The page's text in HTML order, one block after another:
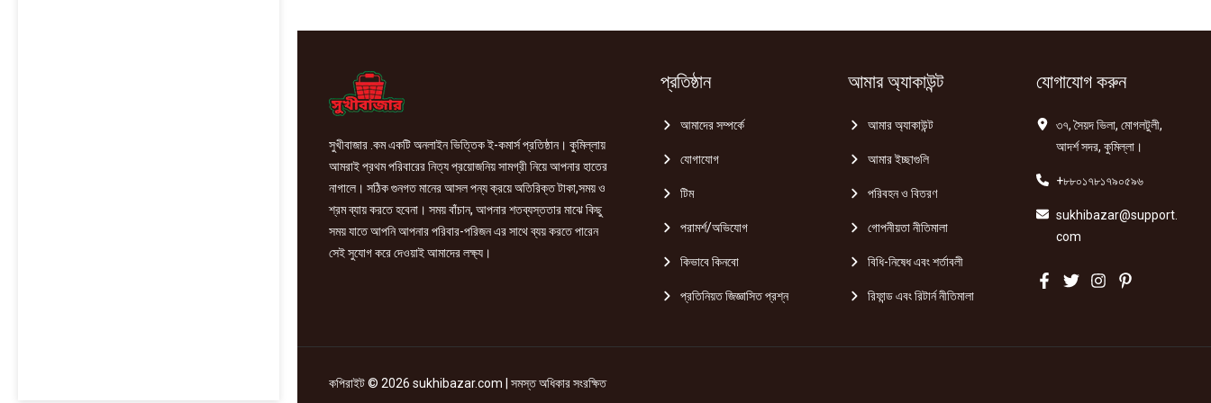
quantity
flour
quantity
সুখীবাজার .কম একটি অনলাইন ভিত্তিক ই-কমার্স প্রতিষ্ঠান। কুমিল্লায়
আমরাই প্রথম পরিবারের নিত্য প্রয়োজনিয় সামগ্রী নিয়ে আপনার হাতের
নাগালে। সঠিক গুনগত মানের আসল পন্য ক্রয়ে অতিরিক্ত টাকা,সময় ও
শ্রম ব্যায় করতে হবেনা। সময় বাঁচান, আপনার শতব্যস্ততার মাঝে কিছু
সময় যাতে আপনি আপনার পরিবার-পরিজন এর সাথে ব্যয় করতে পারেন
সেই সুযোগ করে দেওয়াই আমাদের লক্ষ্য।
প্রতিষ্ঠান
আমাদের সম্পর্কে
যোগাযোগ
টিম
পরামর্শ/অভিযোগ
কিভাবে কিনবো
প্রতিনিয়ত জিজ্ঞাসিত প্রশ্ন
আমার অ্যাকাউন্ট
আমার অ্যাকাউন্ট
আমার ইচ্ছাগুলি
পরিবহন ও বিতরণ
গোপনীয়তা নীতিমালা
বিধি-নিষেধ এবং শর্তাবলী
রিফান্ড এবং রিটার্ন নীতিমালা
যোগাযোগ করুন
৩৭, সৈয়দ ভিলা, মোগলটুলী,
আদর্শ সদর, কুমিল্লা।
+৮৮০১৭৮১৭৯০৫৯৬
sukhibazar@support.
com
কপিরাইট © 2026 sukhibazar.com | সমস্ত অধিকার সংরক্ষিত